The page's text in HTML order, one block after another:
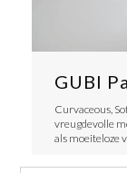
GUBI
Curvaceous,
vreugdevolle
als moeiteloze